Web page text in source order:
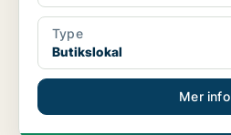
Type
Butikslokal
Mer info